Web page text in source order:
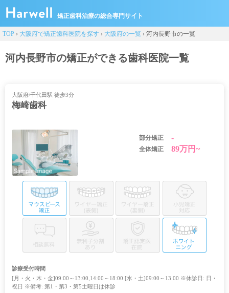
矯正歯科治療の総合専門サイト
TOP › 大阪府で矯正歯科医院を探す › 大阪府の一覧 › 河内長野市の一覧
河内長野市の矯正ができる歯科医院一覧
大阪府/千代田駅 徒歩3分
梅崎歯科
部分矯正 -
全体矯正 89万円~
診療受付時間
[月・火・木・金]09:00～13:00,14:00～18:00 [水・土]09:00～13:00 ※休診日: 日・
祝日 ※備考: 第1・第3・第5土曜日は休診